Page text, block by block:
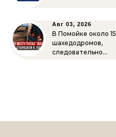
Авг 03, 2026
В Помойке около 15
шахедодромов,
следовательно…